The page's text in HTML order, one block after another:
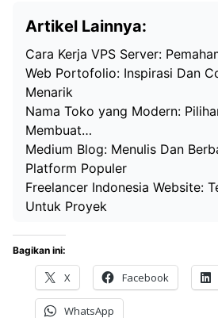
Artikel Lainnya:
Cara Kerja VPS Server:
Web Portofolio: Inspirasi Dan
Menarik
Nama Toko yang Modern:
Membuat…
Medium Blog: Menulis Dan
Platform Populer
Freelancer Indonesia Website:
Untuk Proyek
Bagikan ini:
X Facebook
WhatsApp